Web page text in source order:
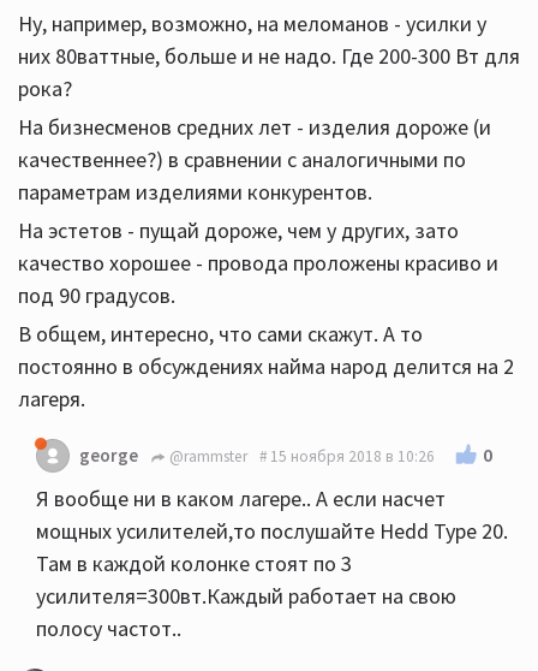
Ну, например, возможно, на меломанов - усилки у
них 80ваттные, больше и не надо. Где 200-300 Вт для
рока?
На бизнесменов средних лет - изделия дороже (и
качественнее?) в сравнении с аналогичными по
параметрам изделиями конкурентов.
На эстетов - пущай дороже, чем у других, зато
качество хорошее - провода проложены красиво и
под 90 градусов.
В общем, интересно, что сами скажут. А то
постоянно в обсуждениях найма народ делится на 2
лагеря.
george @rammster 15 ноября 2018 в 10:26 0
Я вообще ни в каком лагере.. А если насчет
мощных усилителей,то послушайте Hedd Type 20.
Там в каждой колонке стоят по 3
усилителя=300вт.Каждый работает на свою
полосу частот..